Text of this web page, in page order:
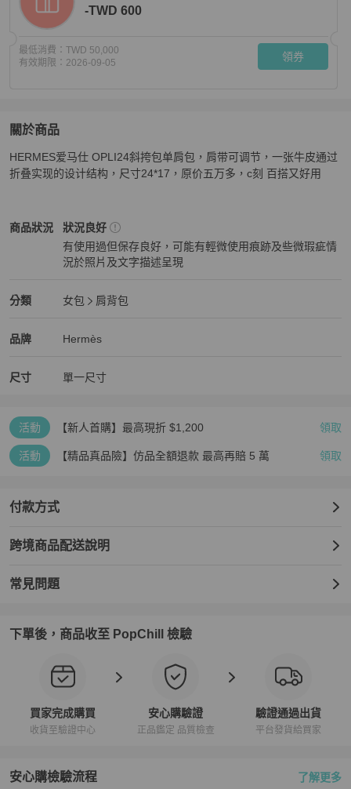
-TWD 600
最低消費： TWD 50,000
有效期限： 2026-09-05 領券
關於商品
關於HERMES爱马仕OPLI24斜挎包单肩包商品詳情與購買須
HERMES爱马仕 OPLI24斜挎包单肩包，肩带可调节，一张牛皮通过
折叠实现的设计结构，尺寸24*17，原价五万多，c刻 百搭又好用
商品狀況
Hermès女包商品狀態與細節
狀況良好
有使用過但保存良好，可能有輕微使用痕跡及些微瑕疵情
況於照片及文字描述呈現
分類
Hermès 女包分類資訊
女包
肩背包
品牌
Hermès 精品女包品牌介紹
Hermès
Hermès 推薦清單
尺寸 單一尺寸
活動 【新人首購】最高現折 $1,200 領取
活動 【精品真品險】仿品全額退款 最高再賠 5 萬 領取
付款方式
跨境商品配送說明
常見問題
下單後，商品收至 PopChill 檢驗
買家完成購買
收貨至驗證中心
安心購驗證
正品鑑定 品質檢查
驗證通過出貨
平台發貨給買家
安心購檢驗流程 了解更多